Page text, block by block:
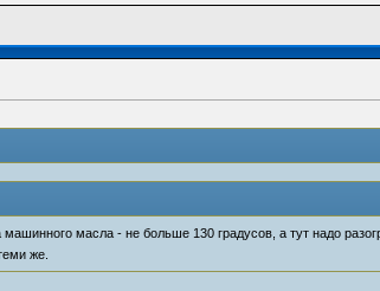
масла - не больше 130 градусов, а тут надо
же.